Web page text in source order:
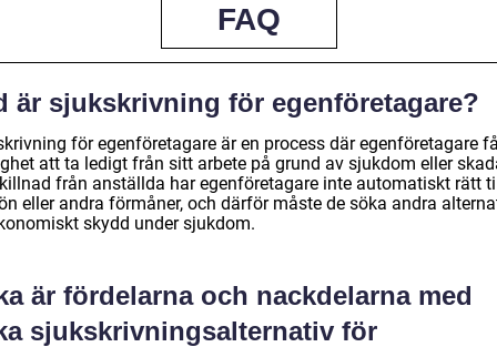
FAQ
är sjukskrivning för egenföretagare?
för egenföretagare är en process där egenföretagare
att ta ledigt från sitt arbete på grund av sjukdom eller
från anställda har egenföretagare inte automatiskt rätt
eller andra förmåner, och därför måste de söka andra
skydd under sjukdom.
är fördelarna och nackdelarna med
sjukskrivningsalternativ för